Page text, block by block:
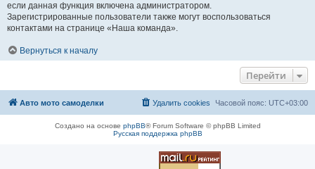
если данная функция включена администратором.
Зарегистрированные пользователи также могут воспользоваться
контактами на странице «Наша команда».
Вернуться к началу
Перейти
Авто мото самоделки Часовой пояс: UTC+03:00
Удалить cookies
Создано на основе phpBB® Forum Software © phpBB Limited
Русская поддержка phpBB